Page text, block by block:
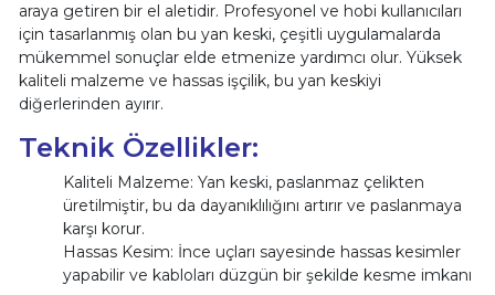
araya getiren bir el aletidir. Profesyonel ve hobi kullanıcıları
için tasarlanmış olan bu yan keski, çeşitli uygulamalarda
mükemmel sonuçlar elde etmenize yardımcı olur. Yüksek
kaliteli malzeme ve hassas işçilik, bu yan keskiyi
diğerlerinden ayırır.
Teknik Özellikler:
Kaliteli Malzeme: Yan keski, paslanmaz çelikten
üretilmiştir, bu da dayanıklılığını artırır ve paslanmaya
karşı korur.
Hassas Kesim: İnce uçları sayesinde hassas kesimler
yapabilir ve kabloları düzgün bir şekilde kesme imkanı